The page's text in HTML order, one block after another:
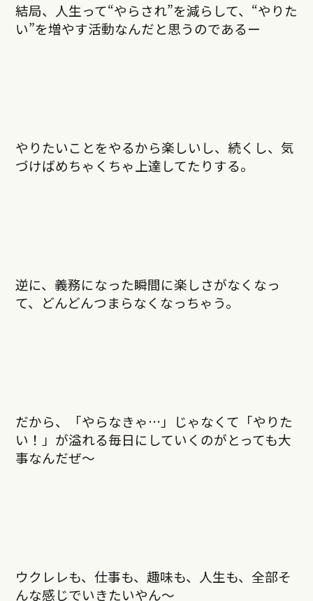
結局、人生って“やらされ”を減らして、“やりた
い”を増やす活動なんだと思うのであるー
やりたいことをやるから楽しいし、続くし、気
づけばめちゃくちゃ上達してたりする。
逆に、義務になった瞬間に楽しさがなくなっ
て、どんどんつまらなくなっちゃう。
だから、「やらなきゃ…」じゃなくて「やりた
い！」が溢れる毎日にしていくのがとっても大
事なんだぜ〜
ウクレレも、仕事も、趣味も、人生も、全部そ
んな感じでいきたいやん〜